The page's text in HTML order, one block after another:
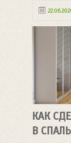
КАК
В